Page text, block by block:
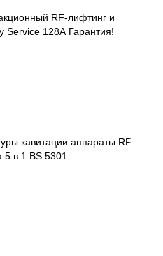
RF-лифтинг и
Service 128А Гарантия!